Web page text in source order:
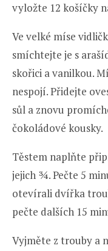
vyložte 12 košíčky
Ve velké míse
smíchtejte je s
skořici a vanilkou.
nespojí. Přidejte
sůl a znovu
čokoládové kousky.
Těstem naplňte
jejich ¾. Pečte 5
otevírali dvířka
pečte dalších 15
Vyjměte z trouby a